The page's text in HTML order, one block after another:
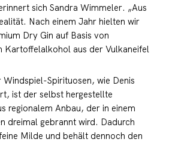
sich Sandra Wimmeler. „Aus
Nach einem Jahr hielten wir
Dry Gin auf Basis von
Kartoffelalkohol aus der Vulkaneifel
Windspiel-Spirituosen, wie Denis
ist der selbst hergestellte
regionalem Anbau, der in einem
dreimal gebrannt wird. Dadurch
Milde und behält dennoch den